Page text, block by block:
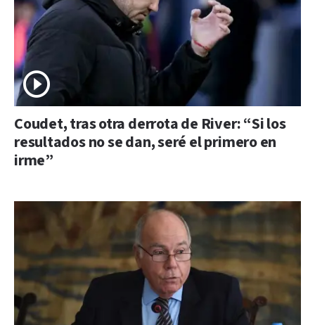
Coudet, tras otra derrota de River: “Si los
resultados no se dan, seré el primero en
irme”